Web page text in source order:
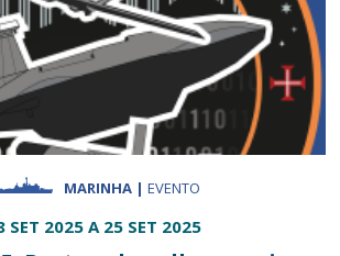
MARINHA |EVENTO
SET 2025 A 25 SET 2025